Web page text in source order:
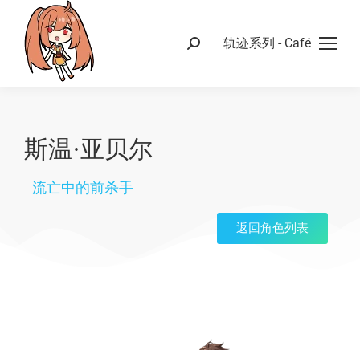
轨迹系列 - Café
斯温·亚贝尔
流亡中的前杀手
返回角色列表